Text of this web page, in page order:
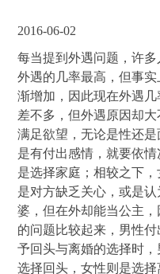
2016-06-02
每当提到外遇问题，许
外遇的几率最高，但事
渐增加，因此现在外遇
差不多，但外遇原因却大
满足欲望，无论是性还
是有付出感情，就要依
是选择家庭；相较之下
是对方缺乏关心，或是
婆，但在外却能当公主
的问题比较起来，男性
予回头与离婚的选择时
选择回头，女性则是选